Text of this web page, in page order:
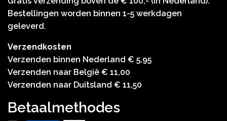
Bestellingen worden binnen 1-5 werkdagen
geleverd.
Verzendkosten
Verzenden binnen Nederland € 5,95
Verzenden naar België € 11,00
Verzenden naar Duitsland € 11,50
Betaalmethodes